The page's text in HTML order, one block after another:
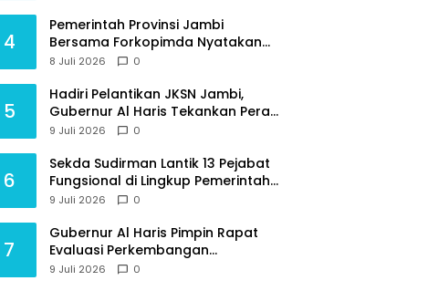
4
Pemerintah Provinsi Jambi
Bersama Forkopimda Nyatakan
Sikap Tegas Berantas Geng Motor
8 Juli 2026 0
5
Hadiri Pelantikan JKSN Jambi,
Gubernur Al Haris Tekankan Peran
Guru dan Kiai Jaga Moral
9 Juli 2026 0
6
Sekda Sudirman Lantik 13 Pejabat
Fungsional di Lingkup Pemerintah
Provinsi Jambi
9 Juli 2026 0
7
Gubernur Al Haris Pimpin Rapat
Evaluasi Perkembangan
Pelaksanaan Kegiatan
9 Juli 2026 0